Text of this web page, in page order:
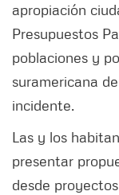
apropiación
Presupuestos
poblaciones y
suramericana
incidente.
Las y los
presentar
desde